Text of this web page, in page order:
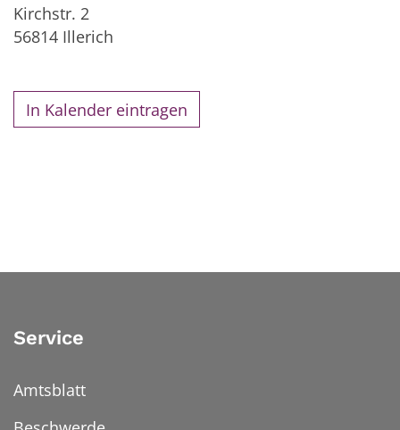
Kirchstr. 2
56814 Illerich
In Kalender eintragen
Service
Amtsblatt